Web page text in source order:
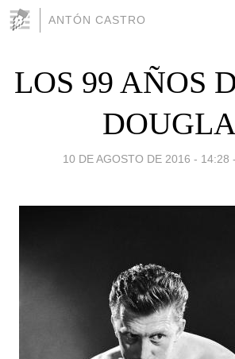
ANTÓN CASTRO
LOS 99 AÑOS
10 DE AGOSTO DE 2016 - 14:28 -